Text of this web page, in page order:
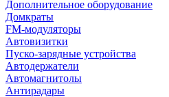
Дополнительное оборудование
Домкраты
FM-модуляторы
Автовизитки
Пуско-зарядные устройства
Автодержатели
Автомагнитолы
Антирадары